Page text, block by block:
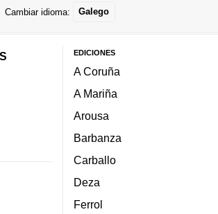
Cambiar idioma: Galego
EDICIONES
A Coruña
A Mariña
Arousa
Barbanza
Carballo
Deza
Ferrol